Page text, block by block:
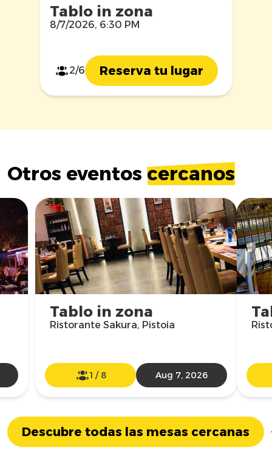
Tablo in zona
8/7/2026, 6:30 PM
2/6 Reserva tu lugar
Otros eventos cercanos
Tablo in zona
Ristorante Sakura, Pistoia
1 / 8 Aug 7, 2026
Descubre todas las mesas cercanas